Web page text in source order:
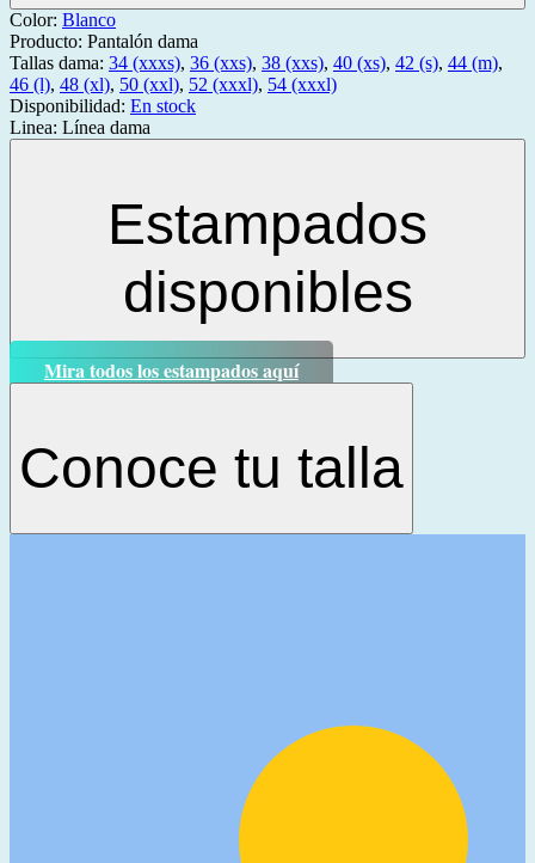
Color: Blanco
Producto: Pantalón dama
Tallas dama: 34 (xxxs), 36 (xxs), 38 (xxs), 40 (xs), 42 (s), 44 (m),
46 (l), 48 (xl), 50 (xxl), 52 (xxxl), 54 (xxxl)
Disponibilidad: En stock
Linea: Línea dama
Estampados
disponibles
Mira todos los estampados aquí
Conoce tu talla